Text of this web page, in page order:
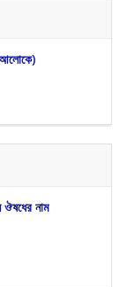
আলোকে)
ঔষধের নাম